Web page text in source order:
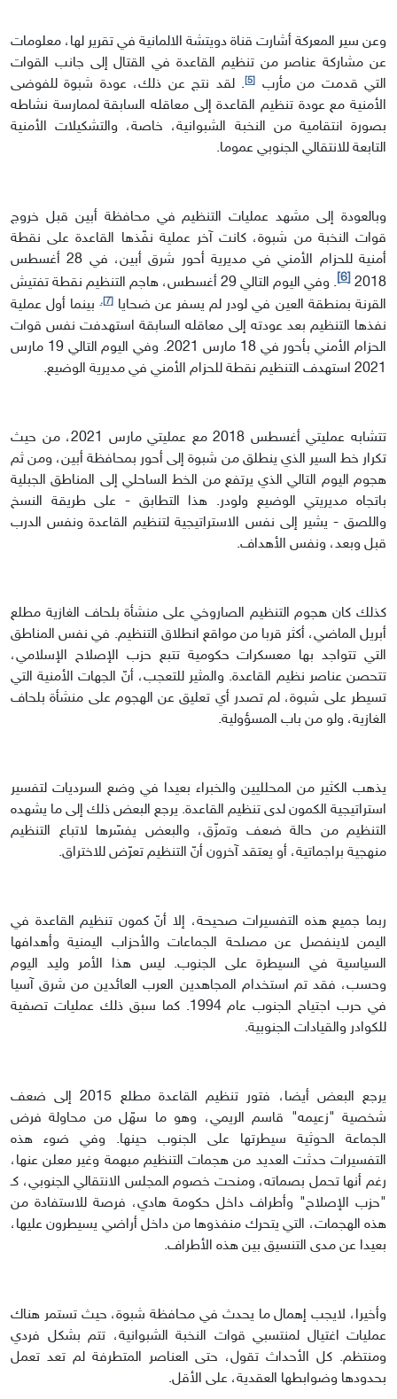
وعن سير المعركة أشارت قناة دويتشة الالمانية في تقرير لها، معلومات
عن مشاركة عناصر من تنظيم القاعدة في القتال إلى جانب القوات
التي قدمت من مأرب
[5]
. لقد نتج عن ذلك، عودة شبوة للفوضى
الأمنية مع عودة تنظيم القاعدة إلى معاقله السابقة لممارسة نشاطه
بصورة انتقامية من النخبة الشبوانية، خاصة، والتشكيلات الأمنية
التابعة للانتقالي الجنوبي عموما.
وبالعودة إلى مشهد عمليات التنظيم في محافظة أبين قبل خروج
قوات النخبة من شبوة، كانت آخر عملية نفّذها القاعدة على نقطة
أمنية للحزام الأمني في مديرية أحور شرق أبين، في 28 أغسطس
2018
. وفي اليوم التالي 29 أغسطس، هاجم التنظيم نقطة تفتيش
القرنة بمنطقة العين في لودر لم يسفر عن ضحايا[7].
بينما أول عملية
نفذها التنظيم بعد عودته إلى معاقله السابقة استهدفت نفس قوات
الحزام الأمني بأحور في 18 مارس 2021. وفي اليوم التالي 19 مارس
2021 استهدف التنظيم نقطة للحزام الأمني في مديرية الوضيع.
تتشابه عمليتي أغسطس 2018 مع عمليتي مارس 2021، من حيث
تكرار خط السير الذي ينطلق من شبوة إلى أحور بمحافظة أبين، ومن ثم
هجوم اليوم التالي الذي يرتفع من الخط الساحلي إلى المناطق الجبلية
باتجاه مديريتي الوضيع ولودر. هذا التطابق - على طريقة النسخ
واللصق - يشير إلى نفس الاستراتيجية لتنظيم القاعدة ونفس الدرب
قبل وبعد، ونفس الأهداف.
كذلك كان هجوم التنظيم الصاروخي على منشأة بلحاف الغازية مطلع
أبريل الماضي، أكثر قربا من مواقع انطلاق التنظيم. في نفس المناطق
التي تتواجد بها معسكرات حكومية تتبع حزب الإصلاح الإسلامي،
تتحصن عناصر نظيم القاعدة. والمثير للتعجب، أنّ الجهات الأمنية التي
تسيطر على شبوة، لم تصدر أي تعليق عن الهجوم على منشأة بلحاف
الغازية، ولو من باب المسؤولية.
يذهب الكثير من المحلليين والخبراء بعيدا في وضع السرديات لتفسير
استراتيجية الكمون لدى تنظيم القاعدة. يرجع البعض ذلك إلى ما يشهده
التنظيم من حالة ضعف وتمزّق، والبعض يفسّرها لاتباع التنظيم
منهجية براجماتية، أو يعتقد آخرون أنّ التنظيم تعرّض للاختراق.
ربما جميع هذه التفسيرات صحيحة، إلا أنّ كمون تنظيم القاعدة في
اليمن لاينفصل عن مصلحة الجماعات والأحزاب اليمنية وأهدافها
السياسية في السيطرة على الجنوب. ليس هذا الأمر وليد اليوم
وحسب، فقد تم استخدام المجاهدين العرب العائدين من شرق آسيا
في حرب اجتياح الجنوب عام 1994. كما سبق ذلك عمليات تصفية
للكوادر والقيادات الجنوبية.
يرجع البعض أيضا، فتور تنظيم القاعدة مطلع 2015 إلى ضعف
شخصية "زعيمه" قاسم الريمي، وهو ما سهّل من محاولة فرض
الجماعة الحوثية سيطرتها على الجنوب حينها. وفي ضوء هذه
التفسيرات حدثت العديد من هجمات التنظيم مبهمة وغير معلن عنها،
رغم أنها تحمل بصماته، ومنحت خصوم المجلس الانتقالي الجنوبي، كـ
"حزب الإصلاح" وأطراف داخل حكومة هادي، فرصة للاستفادة من
هذه الهجمات، التي يتحرك منفذوها من داخل أراضي يسيطرون عليها،
بعيدا عن مدى التنسيق بين هذه الأطراف.
وأخيرا، لايجب إهمال ما يحدث في محافظة شبوة، حيث تستمر هناك
عمليات اغتيال لمنتسبي قوات النخبة الشبوانية، تتم بشكل فردي
ومنتظم. كل الأحداث تقول، حتى العناصر المتطرفة لم تعد تعمل
بحدودها وضوابطها العقدية، على الأقل.